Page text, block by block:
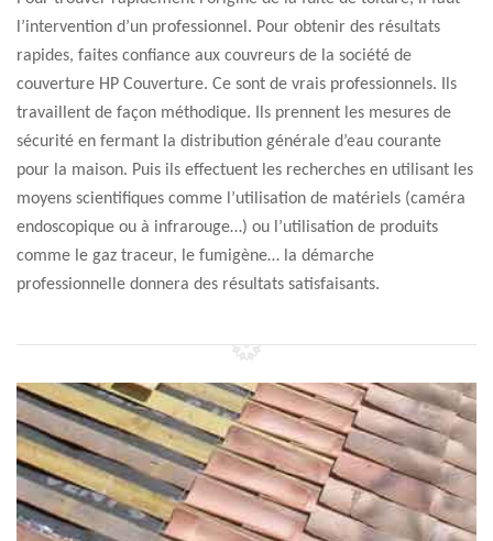
l’intervention d’un professionnel. Pour obtenir des résultats
rapides, faites confiance aux couvreurs de la société de
couverture HP Couverture. Ce sont de vrais professionnels. Ils
travaillent de façon méthodique. Ils prennent les mesures de
sécurité en fermant la distribution générale d’eau courante
pour la maison. Puis ils effectuent les recherches en utilisant les
moyens scientifiques comme l’utilisation de matériels (caméra
endoscopique ou à infrarouge…) ou l’utilisation de produits
comme le gaz traceur, le fumigène… la démarche
professionnelle donnera des résultats satisfaisants.